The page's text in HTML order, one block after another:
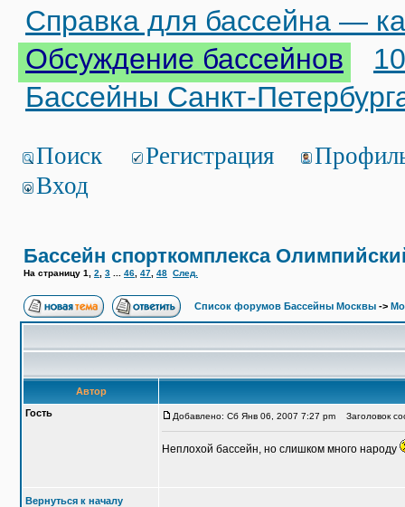
Справка для бассейна —
Обсуждение бассейнов
Бассейны Санкт-
Поиск Регистрация
Вход
Бассейн спорткомплекса
На страницу 1 2 3 46 47 48 След.
Список форумов Бассейны Москвы ->
Автор
Гость
Добавлено: Сб Янв 06, 2007 7:27 pm Заголовок
Неплохой бассейн, но слишком много народу
Вернуться к началу